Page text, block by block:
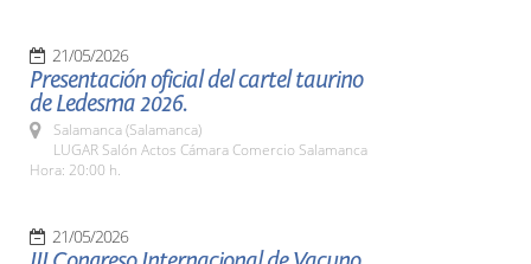
21/05/2026
Presentación oficial del cartel taurino
de Ledesma 2026.
Salamanca (Salamanca)
LUGAR Salón Actos Cámara Comercio Salamanca
Hora: 20:00 h.
21/05/2026